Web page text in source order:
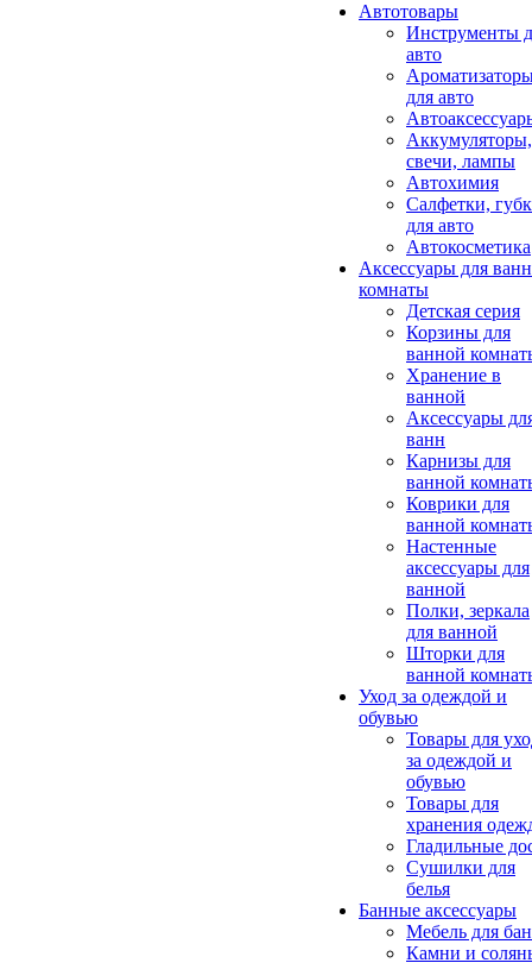
Автотовары
Инструменты
авто
для авто
Аккумуляторы,
свечи, лампы
Автохимия
Салфетки,
для авто
Автокосметика
Аксессуары для
комнаты
Детская серия
Корзины для
ванной
Хранение в
ванной
Аксессуары
ванн
Карнизы для
ванной
Коврики для
ванной
Настенные
аксессуары для
ванной
Полки, зеркала
для ванной
Шторки для
ванной
Уход за одеждой и
обувью
Товары для
за одеждой и
обувью
Товары для
хранения
Гладильные
Сушилки для
белья
Банные аксессуары
Мебель для
Камни и